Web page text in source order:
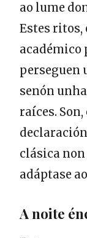
ao lume
Estes ritos,
académico
perseguen
senón
raíces.
clásica
adáptase
A noite